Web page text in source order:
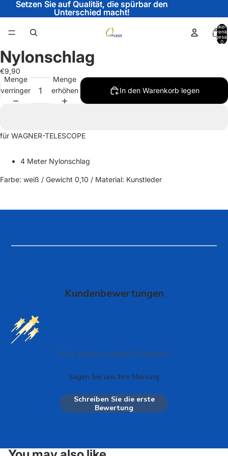
Setzen Sie auf Qualität, die spürbar den
Unterschied macht!
Setzen Sie auf Qualität, die spürbar den
Unterschied macht!
Artikel
0
Bild
im
Vollbildmodus
öffnen
Nylonschlag
€9,90
Menge
verringern
Menge
erhöhen
In den Warenkorb legen
für WAGNER-TELESCOPE
4 Meter Nylonschlag
Farbe: weiß / Gewicht 0,10 / Material: Kunstleder
Kundenbewertungen
Wir suchen nach Sternen!
Sagen Sie uns Ihre Meinung
Schreiben Sie die erste
Bewertung